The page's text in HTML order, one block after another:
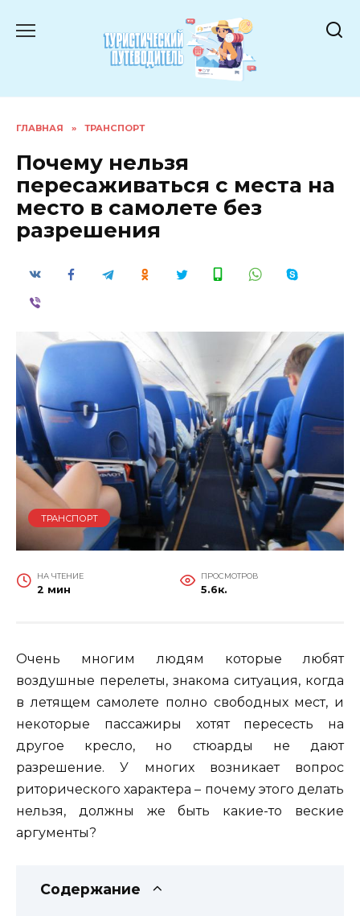
ГЛАВНАЯ » ТРАНСПОРТ
Почему нельзя
пересаживаться с места на
место в самолете без
разрешения
ТРАНСПОРТ
НА ЧТЕНИЕ
2 мин
ПРОСМОТРОВ
5.6к.
Очень многим людям которые любят
воздушные перелеты, знакома ситуация, когда
в летящем самолете полно свободных мест, и
некоторые пассажиры хотят пересесть на
другое кресло, но стюарды не дают
разрешение. У многих возникает вопрос
риторического характера – почему этого делать
нельзя, должны же быть какие-то веские
аргументы?
Содержание